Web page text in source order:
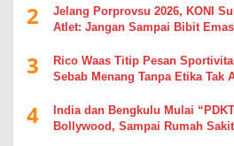
2
Jelang Porprovsu 2026, KONI
Atlet: Jangan Sampai Bibit
3
Rico Waas Titip Pesan
Sebab Menang Tanpa Etika Tak
4
India dan Bengkulu Mulai
Bollywood, Sampai Rumah Sakit